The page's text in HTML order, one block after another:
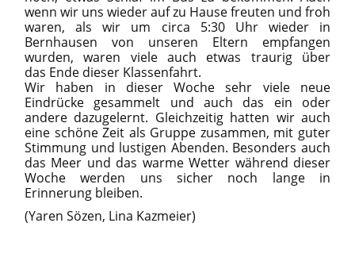
wenn wir uns wieder auf zu Hause freuten und froh
waren, als wir um circa 5:30 Uhr wieder in
Bernhausen von unseren Eltern empfangen
wurden, waren viele auch etwas traurig über
das Ende dieser Klassenfahrt.
Wir haben in dieser Woche sehr viele neue
Eindrücke gesammelt und auch das ein oder
andere dazugelernt. Gleichzeitig hatten wir auch
eine schöne Zeit als Gruppe zusammen, mit guter
Stimmung und lustigen Abenden. Besonders auch
das Meer und das warme Wetter während dieser
Woche werden uns sicher noch lange in
Erinnerung bleiben.
(Yaren Sözen, Lina Kazmeier)